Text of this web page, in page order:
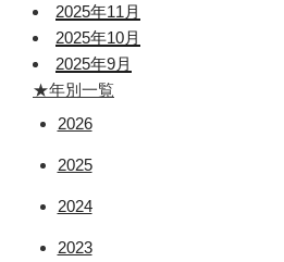
2025年11月
2025年10月
2025年9月
★年別一覧
2026
2025
2024
2023